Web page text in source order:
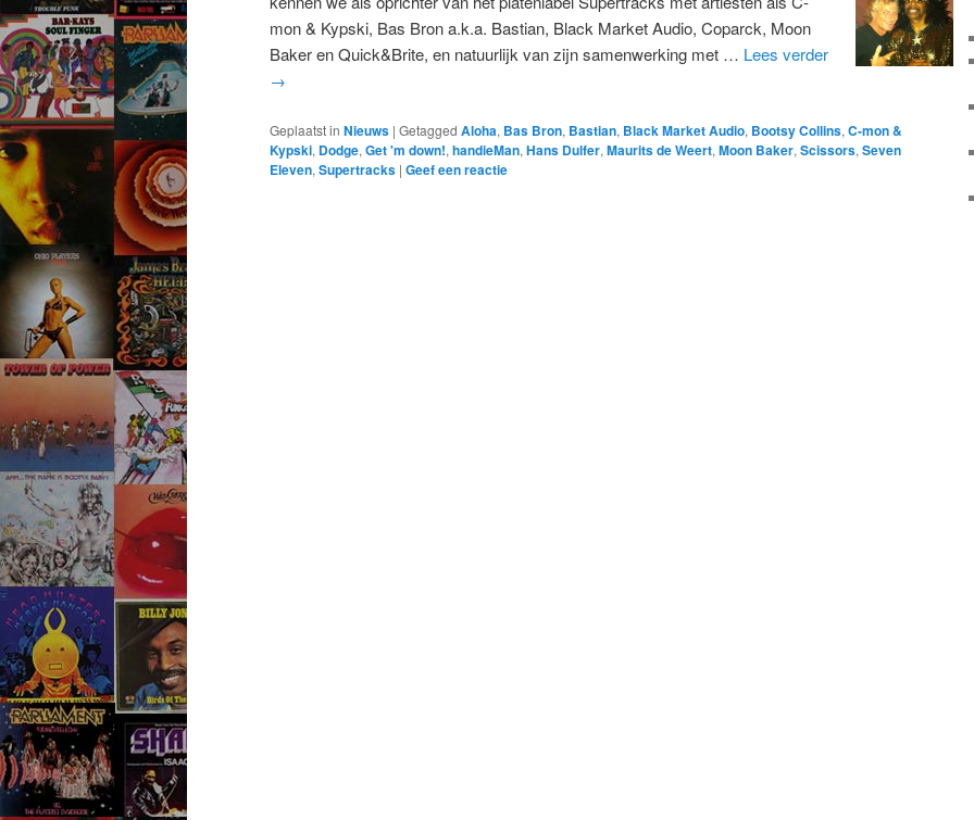
mon & Kypski, Bas Bron a.k.a. Bastian, Black Market Audio, Coparck, Moon
Baker en Quick&Brite, en natuurlijk van zijn samenwerking met … Lees verder
→
Geplaatst in Nieuws | Getagged Aloha, Bas Bron, Bastian, Black Market Audio, Bootsy Collins, C-mon &
Kypski, Dodge, Get 'm down!, handieMan, Hans Dulfer, Maurits de Weert, Moon Baker, Scissors, Seven
Eleven, Supertracks | Geef een reactie